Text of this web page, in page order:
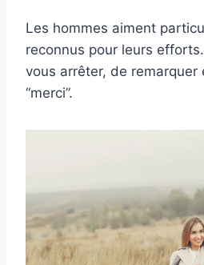
Les hommes aiment
reconnus pour leurs
vous arrêter, de
“merci”.